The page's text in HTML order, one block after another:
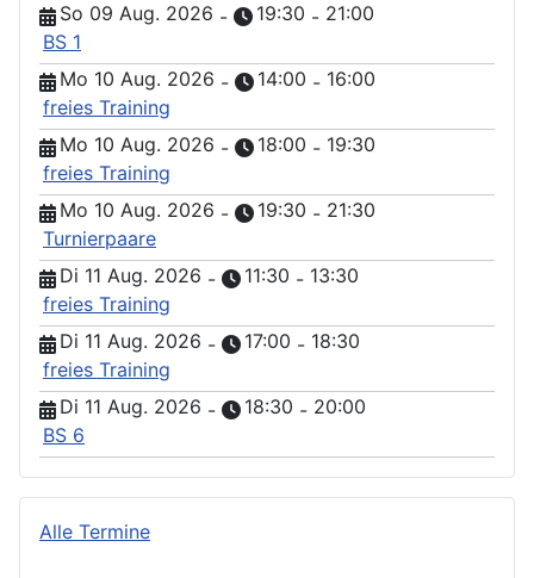
So 09 Aug. 2026 - 19:30 - 21:00
BS 1
Mo 10 Aug. 2026 - 14:00 - 16:00
freies Training
Mo 10 Aug. 2026 - 18:00 - 19:30
freies Training
Mo 10 Aug. 2026 - 19:30 - 21:30
Turnierpaare
Di 11 Aug. 2026 - 11:30 - 13:30
freies Training
Di 11 Aug. 2026 - 17:00 - 18:30
freies Training
Di 11 Aug. 2026 - 18:30 - 20:00
BS 6
Alle Termine